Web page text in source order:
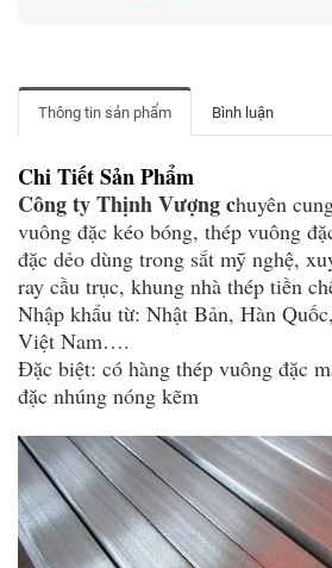
Thông tin sản phẩm Bình luận
Chi Tiết Sản Phẩm
Công ty Thịnh Vượng chuyên
vuông đặc kéo bóng, thép vuông
đặc dẻo dùng trong sắt mỹ nghệ,
ray cầu trục, khung nhà thép tiền
Nhập khẩu từ: Nhật Bản, Hàn
Việt Nam….
Đặc biệt: có hàng thép vuông đặc
đặc nhúng nóng kẽm